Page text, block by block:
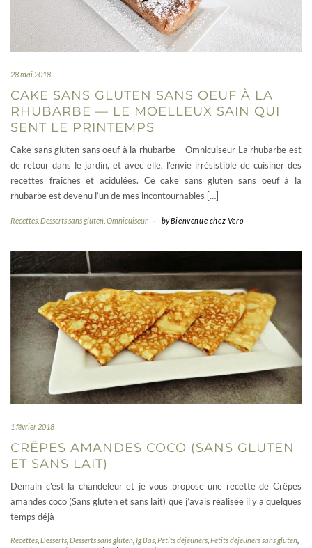
28 mai 2018
CAKE SANS GLUTEN SANS OEUF À LA
RHUBARBE — LE MOELLEUX SAIN QUI
SENT LE PRINTEMPS
Cake sans gluten sans oeuf à la rhubarbe – Omnicuiseur La rhubarbe est
de retour dans le jardin, et avec elle, l’envie irrésistible de cuisiner des
recettes fraîches et acidulées. Ce cake sans gluten sans oeuf à la
rhubarbe est devenu l’un de mes incontournables […]
Recettes Desserts sans gluten Omnicuiseur - byBienvenue chez Vero
1 février 2018
CRÊPES AMANDES COCO (SANS GLUTEN
ET SANS LAIT)
Demain c’est la chandeleur et je vous propose une recette de Crêpes
amandes coco (Sans gluten et sans lait) que j’avais réalisée il y a quelques
temps déjà
Recettes Desserts Desserts sans gluten Ig Bas Petits déjeuners Petits déjeuners sans gluten